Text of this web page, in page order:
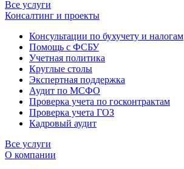
Все услуги
Консалтинг и проекты
Консультации по бухучету и налогам
Помощь с ФСБУ
Учетная политика
Круглые столы
Экспертная поддержка
Аудит по МСФО
Проверка учета по госконтрактам
Проверка учета ГОЗ
Кадровый аудит
Все услуги
О компании